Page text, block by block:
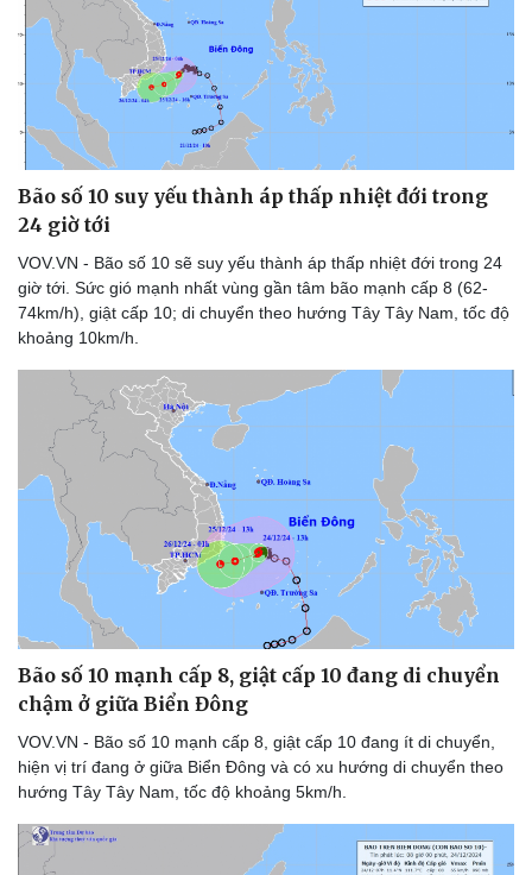
Văn hóa
Sân khấu - Điện ảnh
Văn học
Âm nhạc
Di sản
Giải trí
Bão số 10 suy yếu thành áp thấp nhiệt đới trong
24 giờ tới
VOV.VN - Bão số 10 sẽ suy yếu thành áp thấp nhiệt đới trong 24
giờ tới. Sức gió mạnh nhất vùng gần tâm bão mạnh cấp 8 (62-
74km/h), giật cấp 10; di chuyển theo hướng Tây Tây Nam, tốc độ
khoảng 10km/h.
Bão số 10 mạnh cấp 8, giật cấp 10 đang di chuyển
chậm ở giữa Biển Đông
VOV.VN - Bão số 10 mạnh cấp 8, giật cấp 10 đang ít di chuyển,
hiện vị trí đang ở giữa Biển Đông và có xu hướng di chuyển theo
hướng Tây Tây Nam, tốc độ khoảng 5km/h.